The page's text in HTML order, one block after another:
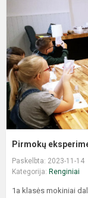
Pirmokų
Paskelbta: 2023-11-14
Kategorija: Renginiai
1a klasės mokiniai